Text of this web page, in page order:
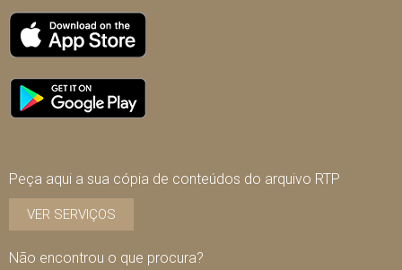
Peça aqui a sua cópia de conteúdos do arquivo RTP
VER SERVIÇOS
Não encontrou o que procura?